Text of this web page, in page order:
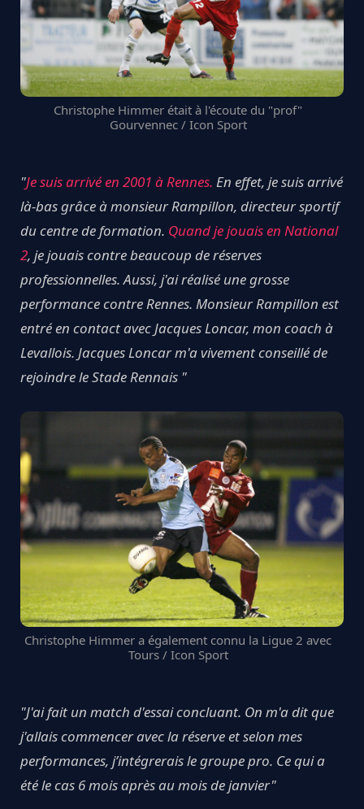
Christophe Himmer était à l'écoute du "prof"
Gourvennec / Icon Sport
"Je suis arrivé en 2001 à Rennes. En effet, je suis arrivé
là-bas grâce à monsieur Rampillon, directeur sportif
du centre de formation. Quand je jouais en National
2, je jouais contre beaucoup de réserves
professionnelles. Aussi, j'ai réalisé une grosse
performance contre Rennes. Monsieur Rampillon est
entré en contact avec Jacques Loncar, mon coach à
Levallois. Jacques Loncar m'a vivement conseillé de
rejoindre le Stade Rennais "
Christophe Himmer a également connu la Ligue 2 avec
Tours / Icon Sport
"J'ai fait un match d'essai concluant. On m'a dit que
j'allais commencer avec la réserve et selon mes
performances, j’intégrerais le groupe pro. Ce qui a
été le cas 6 mois après au mois de janvier"